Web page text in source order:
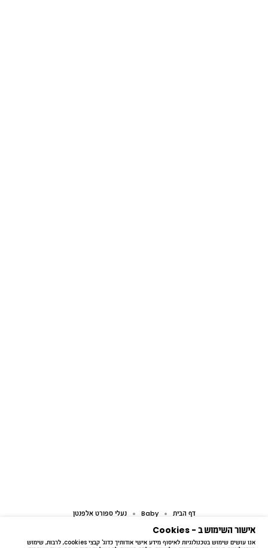
אישור השימוש ב - Cookies
אנו עושים שימוש בטכנולוגיות לאיסוף מידע אישי אודותיך כדוג' קבצי cookies, לרבות, שימוש
דף הבית Baby נעלי ספורט אלפנטן